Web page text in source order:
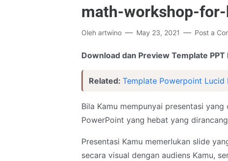
math-workshop-
Oleh artwino May 23, 2021 Post a
Download dan Preview Template
Related: Template Powerpoint Lucid
Bila Kamu mempunyai presentasi
PowerPoint yang hebat yang
Presentasi Kamu memerlukan slide
secara visual dengan audiens Kamu,